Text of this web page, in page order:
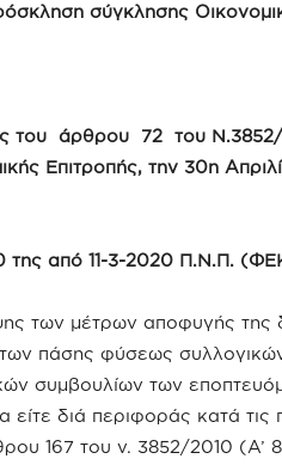
σύγκλησης
του άρθρου 72 του
Επιτροπής, την 30η
από 11-3-2020 Π.Ν.Π. (ΦΕΚ
των μέτρων αποφυγής της
πάσης φύσεως
συμβουλίων των
είτε διά περιφοράς κατά
167 του ν. 3852/2010 (Α’